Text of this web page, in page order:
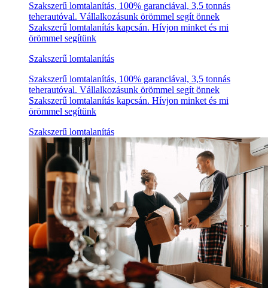
Szakszerű lomtalanítás, 100% garanciával, 3,5 tonnás
teherautóval. Vállalkozásunk örömmel segít önnek
Szakszerű lomtalanítás kapcsán. Hívjon minket és mi
örömmel segítünk
Szakszerű lomtalanítás
Szakszerű lomtalanítás, 100% garanciával, 3,5 tonnás
teherautóval. Vállalkozásunk örömmel segít önnek
Szakszerű lomtalanítás kapcsán. Hívjon minket és mi
örömmel segítünk
Szakszerű lomtalanítás